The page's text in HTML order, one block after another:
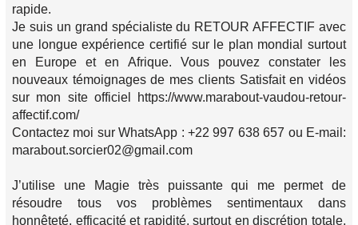
rapide.
Je suis un grand spécialiste du RETOUR AFFECTIF avec
une longue expérience certifié sur le plan mondial surtout
en Europe et en Afrique. Vous pouvez constater les
nouveaux témoignages de mes clients Satisfait en vidéos
sur mon site officiel https://www.marabout-vaudou-retour-
affectif.com/
Contactez moi sur WhatsApp : +22 997 638 657 ou E-mail:
marabout.sorcier02@gmail.com
J’utilise une Magie très puissante qui me permet de
résoudre tous vos problèmes sentimentaux dans
honnêteté, efficacité et rapidité, surtout en discrétion totale,